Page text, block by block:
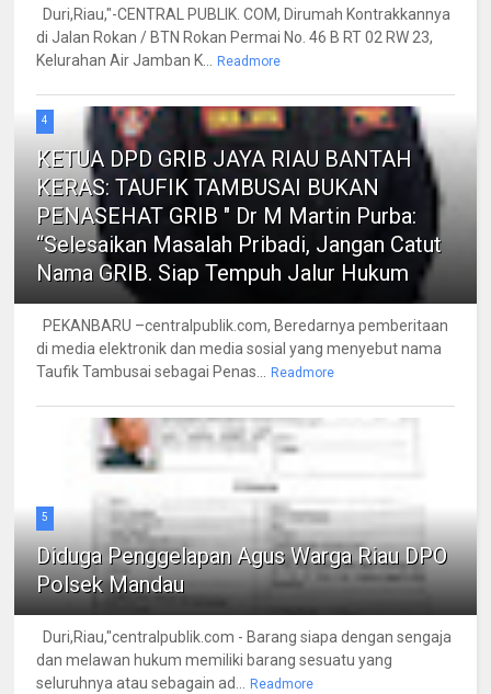
Duri,Riau,"-CENTRAL PUBLIK. COM, Dirumah Kontrakkannya
di Jalan Rokan / BTN Rokan Permai No. 46 B RT 02 RW 23,
Kelurahan Air Jamban K... Readmore
4
KETUA DPD GRIB JAYA RIAU BANTAH
KERAS: TAUFIK TAMBUSAI BUKAN
PENASEHAT GRIB " Dr M Martin Purba:
“Selesaikan Masalah Pribadi, Jangan Catut
Nama GRIB. Siap Tempuh Jalur Hukum
PEKANBARU –centralpublik.com, Beredarnya pemberitaan
di media elektronik dan media sosial yang menyebut nama
Taufik Tambusai sebagai Penas... Readmore
5
Diduga Penggelapan Agus Warga Riau DPO
Polsek Mandau
Duri,Riau,"centralpublik.com - Barang siapa dengan sengaja
dan melawan hukum memiliki barang sesuatu yang
seluruhnya atau sebagain ad... Readmore